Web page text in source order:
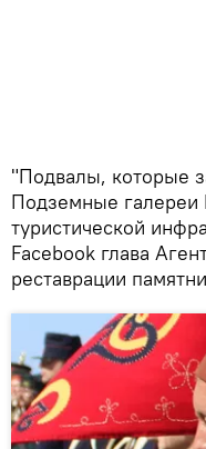
"Подвалы, которые
Подземные галереи
туристической
Facebook глава
реставрации